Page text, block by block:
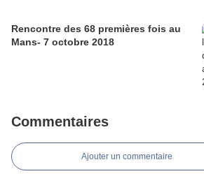
Rencontre des 68 premières fois au
Mans- 7 octobre 2018
Commentaires
Ajouter un commentaire